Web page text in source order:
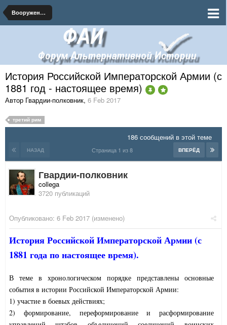
Вооруженные Силы Российской Империи
История Российской Императорской Армии (с
1881 год - настоящее время)
Автор Гвардии-полковник, 6 Feb 2017
третий рим
186 сообщений в этой теме
НАЗАД ВПЕРЁД
Страница 1 из 8
Гвардии-полковник
collega
3720 публикаций
Опубликовано: 6 Feb 2017 (изменено)
История Российской Императорской Армии (с
1881 года по настоящее время).
В теме в хронологическом порядке представлены основные
события в истории Российской Императорской Армии:
1) участие в боевых действиях;
2) формирование, переформирование и расформирование